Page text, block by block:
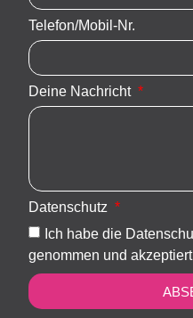
Telefon/Mobil-Nr.
Deine Nachricht
Datenschutz
Ich habe die
genommen und